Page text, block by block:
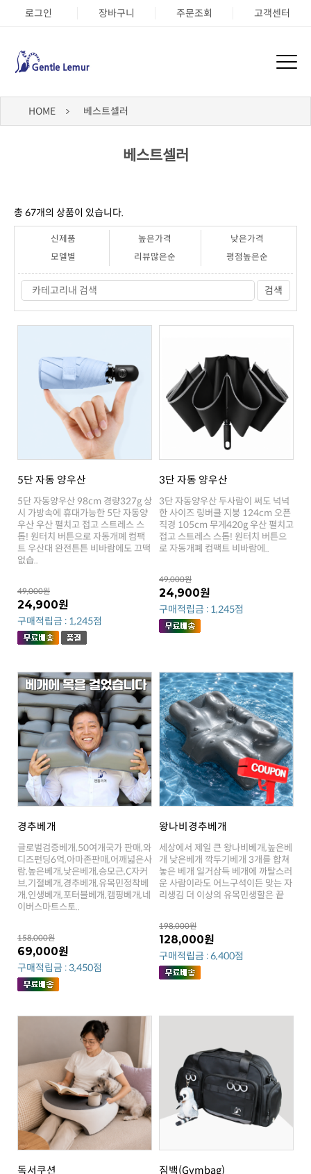
로그인 장바구니 주문조회 고객센터
HOME 베스트셀러
베스트셀러
총 67개의 상품이 있습니다.
신제품 높은가격
낮은가격
모델별
리뷰많은순 평점높은순
검색
5단 자동 양우산
없습..
49,000원
24,900원
구매적립금 : 1,245점
3단 자동 양우산
로 자동개폐 컴팩트 비바람에..
49,000원
24,900원
구매적립금 : 1,245점
경추베개
이버스마트스토..
158,000원
69,000원
구매적립금 : 3,450점
왕나비경추베개
리생김 더 이상의 유목민생할은 끝
198,000원
128,000원
구매적립금 : 6,400점
독서쿠션 짐백(Gymbag)